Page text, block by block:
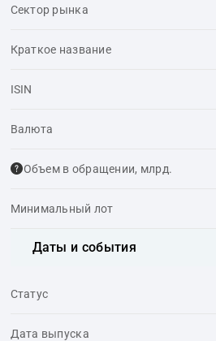
Сектор рынка
Краткое название
ISIN
Валюта
Объем в обращении, млрд.
Минимальный лот
Даты и события
Статус
Дата выпуска